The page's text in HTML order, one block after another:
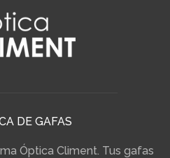
DE GAFAS
Óptica Climent. Tus gafas